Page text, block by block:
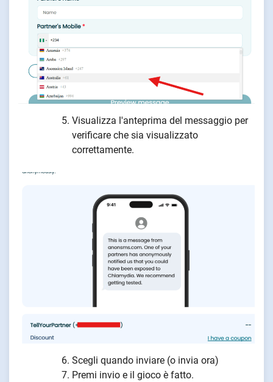
Visualizza l'anteprima del messaggio per
verificare che sia visualizzato
correttamente.
Scegli quando inviare (o invia ora)
Premi invio e il gioco è fatto.